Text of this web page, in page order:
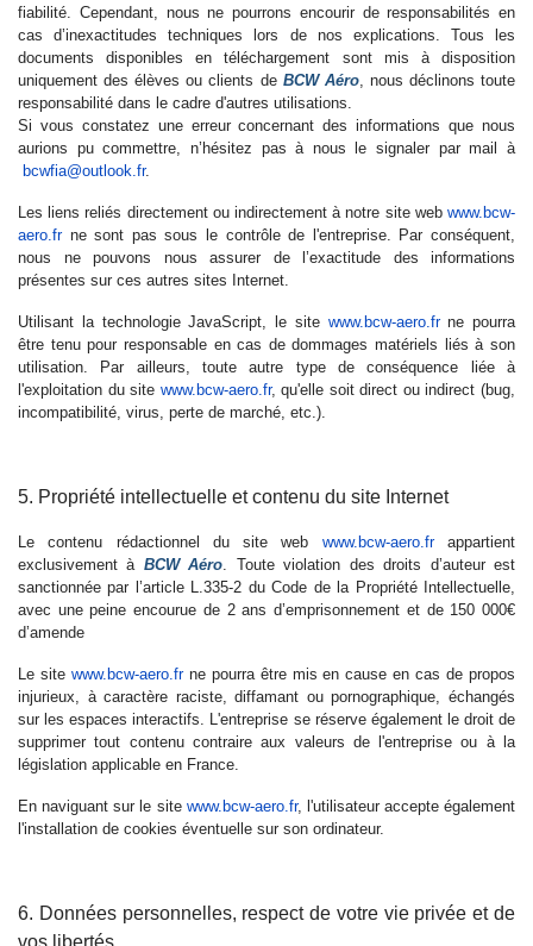
fiabilité. Cependant, nous ne pourrons encourir de responsabilités en
cas d’inexactitudes techniques lors de nos explications. Tous les
documents disponibles en téléchargement sont mis à disposition
uniquement des élèves ou clients de BCW Aéro, nous déclinons toute
responsabilité dans le cadre d'autres utilisations.
Si vous constatez une erreur concernant des informations que nous
aurions pu commettre, n’hésitez pas à nous le signaler par mail à
bcwfia@outlook.fr.
Les liens reliés directement ou indirectement à notre site web www.bcw-
aero.frne sont pas sous le contrôle de l'entreprise. Par conséquent,
nous ne pouvons nous assurer de l’exactitude des informations
présentes sur ces autres sites Internet.
Utilisant la technologie JavaScript, le site www.bcw-aero.frne pourra
être tenu pour responsable en cas de dommages matériels liés à son
utilisation. Par ailleurs, toute autre type de conséquence liée à
l'exploitation du site www.bcw-aero.fr, qu'elle soit direct ou indirect (bug,
incompatibilité, virus, perte de marché, etc.).
5. Propriété intellectuelle et contenu du site Internet
Le contenu rédactionnel du site web www.bcw-aero.frappartient
exclusivement à BCW Aéro. Toute violation des droits d’auteur est
sanctionnée par l’article L.335-2 du Code de la Propriété Intellectuelle,
avec une peine encourue de 2 ans d’emprisonnement et de 150 000€
d’amende
Le site www.bcw-aero.frne pourra être mis en cause en cas de propos
injurieux, à caractère raciste, diffamant ou pornographique, échangés
sur les espaces interactifs. L'entreprise se réserve également le droit de
supprimer tout contenu contraire aux valeurs de l'entreprise ou à la
législation applicable en France.
En naviguant sur le site www.bcw-aero.fr, l'utilisateur accepte également
l'installation de cookies éventuelle sur son ordinateur.
6. Données personnelles, respect de votre vie privée et de
vos libertés